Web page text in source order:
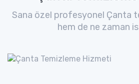
Sana özel profesyonel Çanta
hem de ne zaman